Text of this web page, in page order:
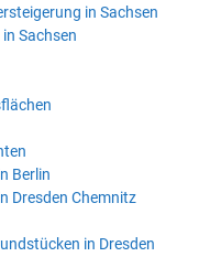
in Sachsen
Sachsen
Berlin
Dresden Chemnitz
in Dresden